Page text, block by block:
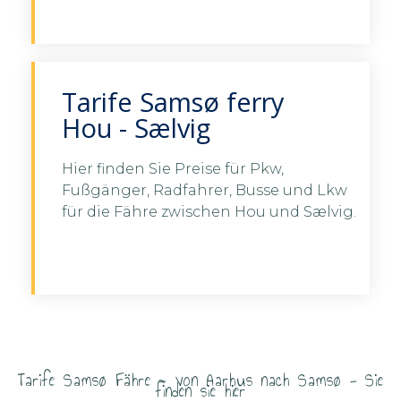
Tarife Samsø ferry
Hou - Sælvig
Hier finden Sie Preise für Pkw,
Fußgänger, Radfahrer, Busse und Lkw
für die Fähre zwischen Hou und Sælvig.
Tarife sehen Hou - Samsø
here
Tarife Samsø Fähre - von Aarhus nach Samsø - Sie
finden sie hier​